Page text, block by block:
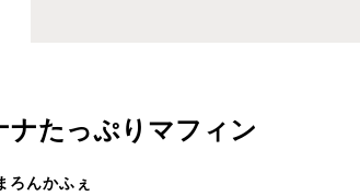
ナたっぷりマフィン
ろんかふぇ